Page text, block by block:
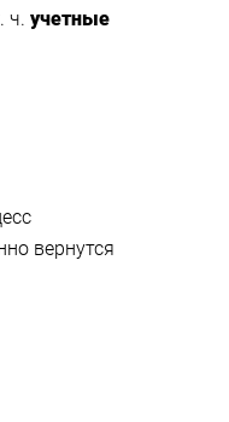
ч. учетные
вернутся